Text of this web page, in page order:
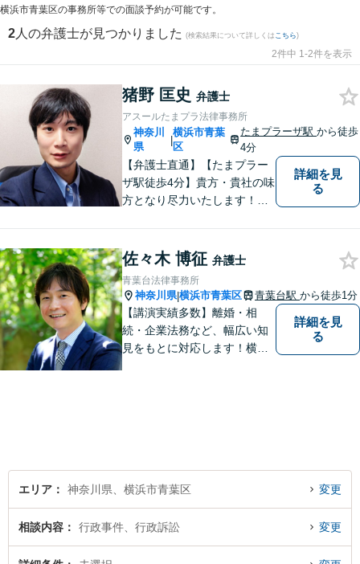
横浜市青葉区の事務所等での面談予約が可能です。
2 人の弁護士が見つかりました (検索結果について詳しくは こちら)
2件中 1-2件を表示
猪野 匡史 弁護士
アスールたまプラ法律事務所
神奈川
県
|
横浜市青葉
区
たまプラーザ駅から徒歩
4分
【弁護士直通】【たまプラー
ザ駅徒歩4分】貴方・貴社の味
方となり尽力いたします！当
ください。
詳細を見
る
佐々木 博征 弁護士
青葉台法律事務所
神奈川県|横浜市青葉区 青葉台駅 から徒歩1分
【講演実績多数】離婚・相
続・企業法務など、幅広い知
見をもとに対応します！横
在籍】
詳細を見
る
エリア 神奈川県、横浜市青葉区 変更
相談内容 行政事件、行政訴訟 変更